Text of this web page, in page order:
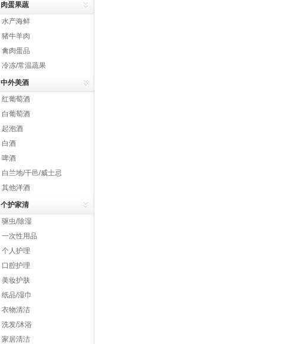
肉蛋果蔬
水产海鲜
猪牛羊肉
禽肉蛋品
冷冻/常温蔬果
中外美酒
红葡萄酒
白葡萄酒
起泡酒
白酒
啤酒
白兰地/干邑/威士忌
其他洋酒
个护家清
驱虫/除湿
一次性用品
个人护理
口腔护理
美妆护肤
纸品/湿巾
衣物清洁
洗发/沐浴
家居清洁